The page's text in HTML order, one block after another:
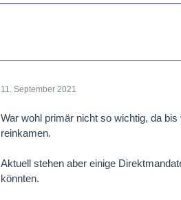
11. September 2021
War wohl primär nicht so wichtig, da
reinkamen.
Aktuell stehen aber einige
könnten.